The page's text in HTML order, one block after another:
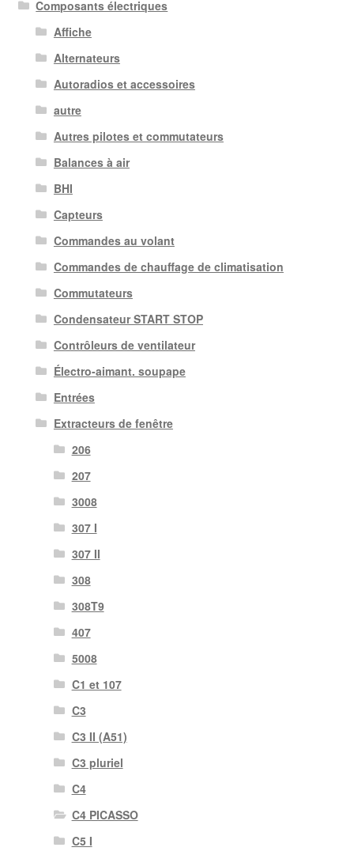
Composants électriques
Affiche
Alternateurs
Autoradios et accessoires
autre
Autres pilotes et commutateurs
Balances à air
BHI
Capteurs
Commandes au volant
Commandes de chauffage de climatisation
Commutateurs
Condensateur START STOP
Contrôleurs de ventilateur
Électro-aimant. soupape
Entrées
Extracteurs de fenêtre
206
207
3008
307 I
307 II
308
308T9
407
5008
C1 et 107
C3
C3 II (A51)
C3 pluriel
C4
C4 PICASSO
C5 I